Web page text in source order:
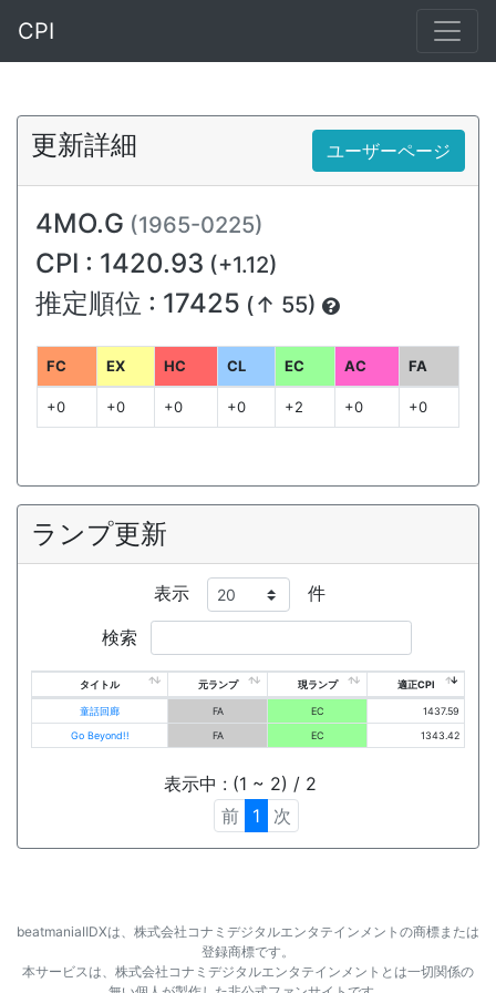
CPI
更新詳細 ユーザーページ
4MO.G (1965-0225)
CPI : 1420.93 (+1.12)
推定順位 : 17425 (↑ 55)
FC EX HC CL EC AC FA
+0 +0 +0 +0 +2 +0 +0
ランプ更新
表示 件
検索
タイトル 元ランプ 現ランプ 適正CPI
童話回廊 FA EC
1437.59
Go Beyond!!
FA EC 1343.42
表示中 : (1 ~ 2) / 2
前
1 次
beatmaniaⅡDXは、株式会社コナミデジタルエンタテインメントの商標または
登録商標です。
本サービスは、株式会社コナミデジタルエンタテインメントとは一切関係の